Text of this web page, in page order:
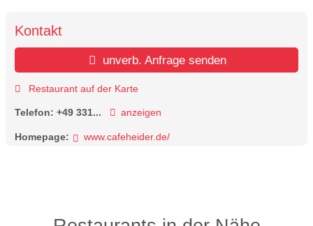
Kontakt
unverb. Anfrage senden
Restaurant auf der Karte
Telefon: +49 331... anzeigen
Homepage: www.cafeheider.de/